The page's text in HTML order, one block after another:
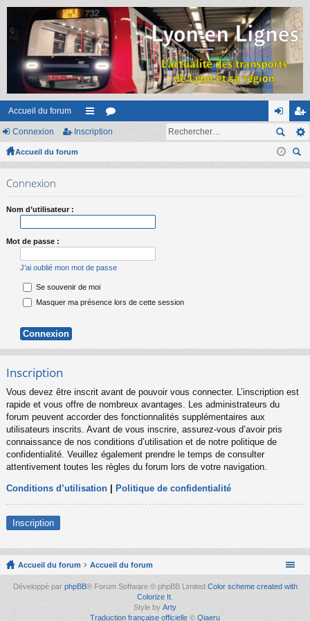
Accueil du forum
ac
s
or on
ne
ns
cri
Connexion Inscription
Accueil du forum
ec
Connexion
Nom d’utilisateur :
Mot de passe :
J’ai oublié mon mot de passe
Se souvenir de moi
Masquer ma présence lors de cette session
Inscription
Vous devez être inscrit avant de pouvoir vous connecter. L’inscription est
rapide et vous offre de nombreux avantages. Les administrateurs du
forum peuvent accorder des fonctionnalités supplémentaires aux
utilisateurs inscrits. Avant de vous inscrire, assurez-vous d’avoir pris
connaissance de nos conditions d’utilisation et de notre politique de
confidentialité. Veuillez également prendre le temps de consulter
attentivement toutes les règles du forum lors de votre navigation.
Conditions d’utilisation Politique de confidentialité
Inscription
Accueil du forum Accueil du forum
Développé par phpBB® Forum Software © phpBB Limited Color scheme created with
Colorize It.
Style by Arty
Traduction française officielle © Qiaeru